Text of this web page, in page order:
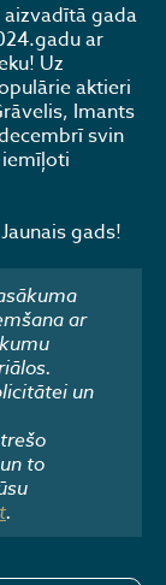
gada
ar
Uz
aktieri
Imants
svin
gads!
ar
un
to
.